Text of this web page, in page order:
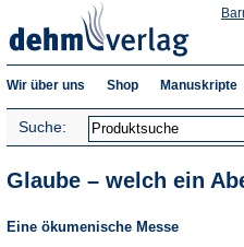
Wir über uns Shop Manuskripte
Suche:
Glaube – welch ein
Eine ökumenische Messe